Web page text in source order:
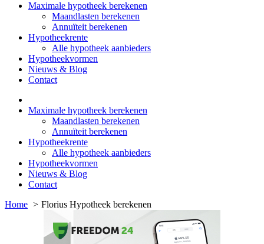
Maximale hypotheek berekenen
Maandlasten berekenen
Annuïteit berekenen
Hypotheekrente
Alle hypotheek aanbieders
Hypotheekvormen
Nieuws & Blog
Contact
Maximale hypotheek berekenen
Maandlasten berekenen
Annuïteit berekenen
Hypotheekrente
Alle hypotheek aanbieders
Hypotheekvormen
Nieuws & Blog
Contact
Home
Florius Hypotheek berekenen